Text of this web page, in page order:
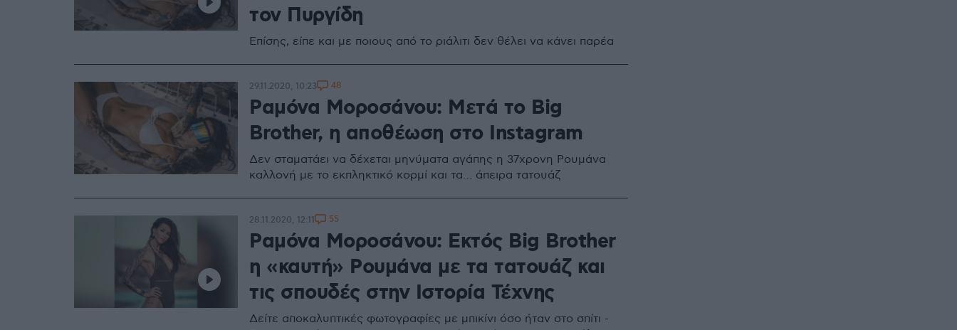
τον Πυργίδη
Επίσης, είπε και με ποιους από το ριάλιτι δεν θέλει να κάνει παρέα
Ραμόνα Μοροσάνου: Μετά το Big
Brother, η αποθέωση στο Instagram
Δεν σταματάει να δέχεται μηνύματα αγάπης η 37χρονη Ρουμάνα
καλλονή με το εκπληκτικό κορμί και τα… άπειρα τατουάζ
29.11.2020, 10:23 48
Ραμόνα Μοροσάνου: Εκτός Big Brother
η «καυτή» Ρουμάνα με τα τατουάζ και
τις σπουδές στην Ιστορία Τέχνης
Δείτε αποκαλυπτικές φωτογραφίες με μπικίνι όσο ήταν στο σπίτι -
28.11.2020, 12:11 55